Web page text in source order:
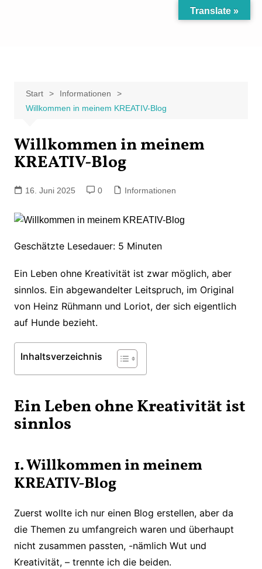
Start
Informationen
Willkommen in meinem KREATIV-Blog
Willkommen in meinem
KREATIV-Blog
16. Juni 2025 0 Informationen
Ein Leben ohne Kreativität ist zwar möglich, aber
sinnlos. Ein abgewandelter Leitspruch, im Original
von Heinz Rühmann und Loriot, der sich eigentlich
auf Hunde bezieht.
Inhaltsverzeichnis
Ein Leben ohne Kreativität ist
sinnlos
1. Willkommen in meinem
KREATIV-Blog
Zuerst wollte ich nur einen Blog erstellen, aber da
die Themen zu umfangreich waren und überhaupt
nicht zusammen passten, -nämlich Wut und
Kreativität, – trennte ich die beiden.
Translate »